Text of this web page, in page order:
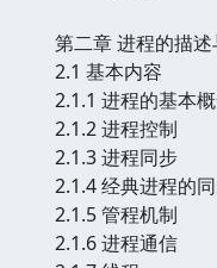
第二章 进程的描述
2.1 基本内容
2.1.1 进程的基本
2.1.2 进程控制
2.1.3 进程同步
2.1.4 经典进程的
2.1.5 管程机制
2.1.6 进程通信